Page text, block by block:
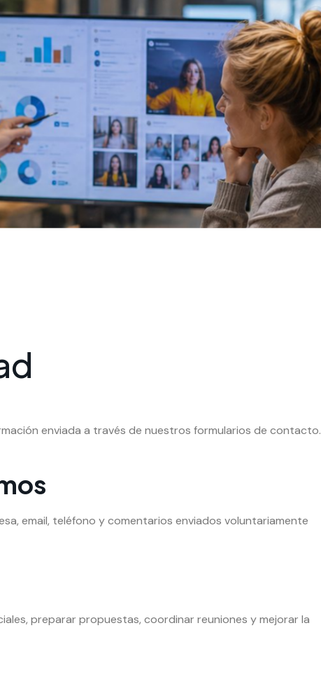
enviada a través de nuestros formularios de contacto.
email, teléfono y comentarios enviados voluntariamente
preparar propuestas, coordinar reuniones y mejorar la